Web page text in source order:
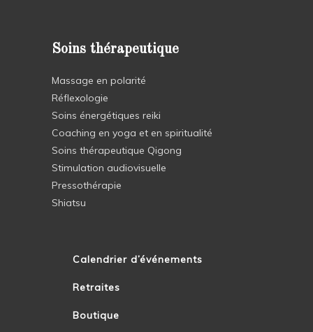
Soins thérapeutique
Massage en polarité
Réflexologie
Soins énergétiques reiki
Coaching en yoga et en spiritualité
Soins thérapeutique Qigong
Stimulation audiovisuelle
Pressothérapie
Shiatsu
Calendrier d’événements
Retraites
Boutique